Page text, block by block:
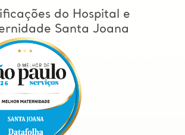
do Hospital e
Santa Joana